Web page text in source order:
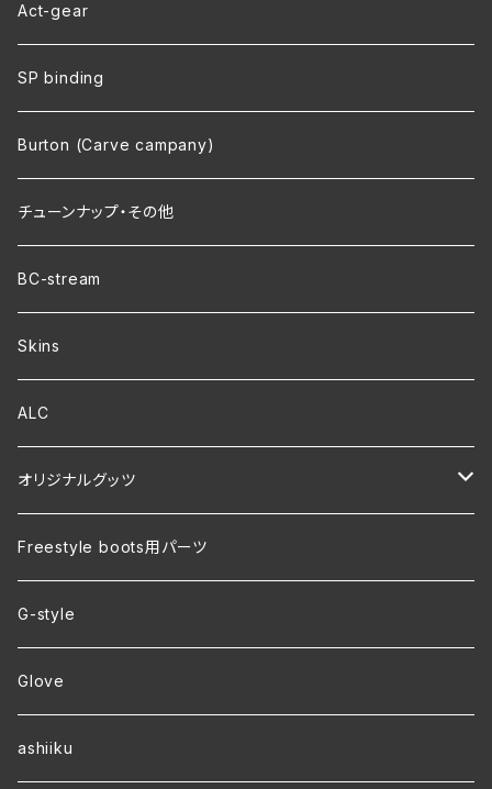
Act-gear
SP binding
Burton (Carve campany)
チューンナップ・その他
BC-stream
Skins
ALC
オリジナルグッツ
裏地付き オリジナルコーチジャケット
ver.2 毛玉が出来にくい・裏起毛 オリジナルパーカー
ver.1 速乾・裏起毛・サイズ豊富 オリジナルパーカー
ワラーチwebオーダー
Freestyle boots用パーツ
G-style
Glove
ashiiku